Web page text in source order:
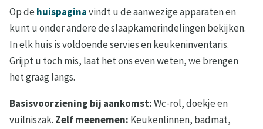
Op de huispaginavindt u de aanwezige apparaten en
kunt u onder andere de slaapkamerindelingen bekijken.
In elk huis is voldoende servies en keukeninventaris.
Grijpt u toch mis, laat het ons even weten, we brengen
het graag langs.
Basisvoorziening bij aankomst:Wc-rol, doekje en
vuilniszak. Zelf meenemen: Keukenlinnen, badmat,